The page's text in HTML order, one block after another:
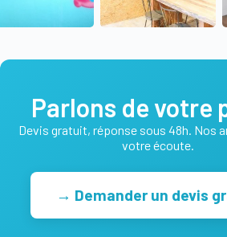
Parlons de votre
Devis gratuit, réponse sous 48h. Nos
votre écoute.
→ Demander un devis